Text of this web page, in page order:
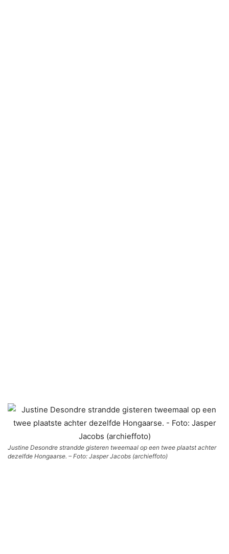
Justine Desondre strandde gisteren tweemaal op een twee plaatst achter
dezelfde Hongaarse. – Foto: Jasper Jacobs (archieffoto)